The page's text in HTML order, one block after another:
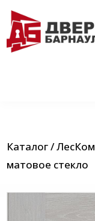
Каталог/ЛесКом
матовое стекло